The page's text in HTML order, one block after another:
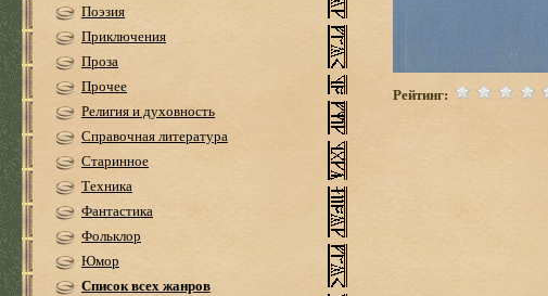
Поэзия
Приключения
Проза
Прочее
Религия и духовность
Справочная литература
Старинное
Техника
Фантастика
Фольклор
Юмор
Список всех жанров
Рейтинг: